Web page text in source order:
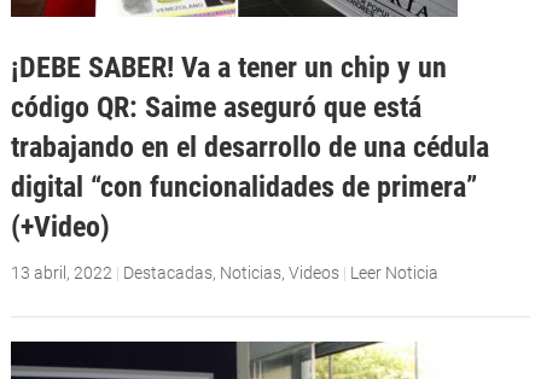
¡DEBE SABER! Va a tener un chip y un
código QR: Saime aseguró que está
trabajando en el desarrollo de una cédula
digital “con funcionalidades de primera”
(+Video)
13 abril, 2022| Destacadas, Noticias, Videos | Leer Noticia